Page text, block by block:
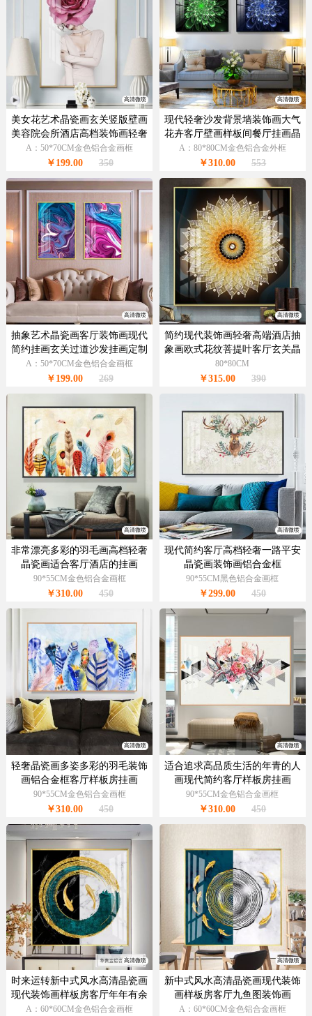
高清微喷
美女花艺术晶瓷画玄关竖版壁画
美容院会所酒店高档装饰画轻奢
挂画
A：50*70CM金色铝合金画框
￥199.00 350
高清微喷
现代轻奢沙发背景墙装饰画大气
花卉客厅壁画样板间餐厅挂画晶
瓷画
A：80*80CM金色铝合金外框
￥310.00 553
高清微喷
抽象艺术晶瓷画客厅装饰画现代
简约挂画玄关过道沙发挂画定制
轻奢大气
A：50*70CM金色铝合金画框
￥199.00 269
高清微喷
简约现代装饰画轻奢高端酒店抽
象画欧式花纹菩提叶客厅玄关晶
瓷画
80*80CM
￥315.00 390
高清微喷
非常漂亮多彩的羽毛画高档轻奢
晶瓷画适合客厅酒店的挂画
90*55CM金色铝合金画框
￥310.00 450
高清微喷
现代简约客厅高档轻奢一路平安
晶瓷画装饰画铝合金框
90*55CM黑色铝合金画框
￥299.00 450
高清微喷
轻奢晶瓷画多姿多彩的羽毛装饰
画铝合金框客厅样板房挂画
90*55CM金色铝合金画框
￥310.00 450
高清微喷
适合追求高品质生活的年青的人
画现代简约客厅样板房挂画
90*55CM金色铝合金画框
￥310.00 450
高清微喷
时来运转新中式风水高清晶瓷画
现代装饰画样板房客厅年年有余
装饰画
A：60*60CM金色铝合金画框
高清微喷
新中式风水高清晶瓷画现代装饰
画样板房客厅九鱼图装饰画
A：60*60CM金色铝合金画框